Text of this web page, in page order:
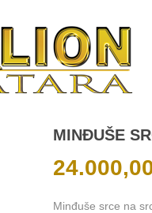
MINĐUŠE
Minđuše srce na